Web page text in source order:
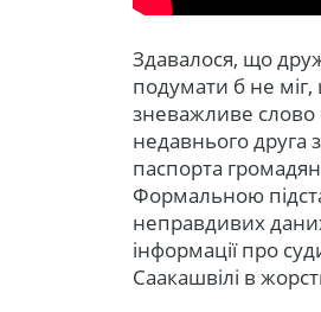
Здавалося, що
подумати б не
зневажливе слово
недавнього друга
паспорта
Формальною
неправдивих
інформації про
Саакашвілі в